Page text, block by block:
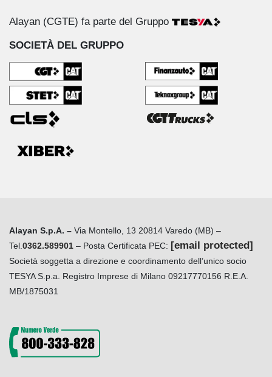
Alayan (CGTE) fa parte del Gruppo
SOCIETÀ DEL GRUPPO
Alayan S.p.A. – Via Montello, 13 20814 Varedo (MB) –
Tel. 0362.589901 – Posta Certificata PEC: [email protected]
Società soggetta a direzione e coordinamento dell’unico socio
TESYA S.p.a. Registro Imprese di Milano 09217770156 R.E.A.
MB/1875031